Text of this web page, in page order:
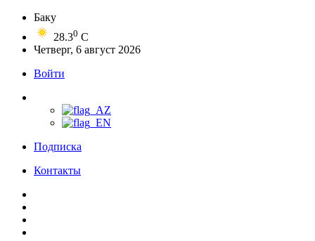
Баку
28.30 C
Четверг, 6 август 2026
Войти
Подписка
Контакты